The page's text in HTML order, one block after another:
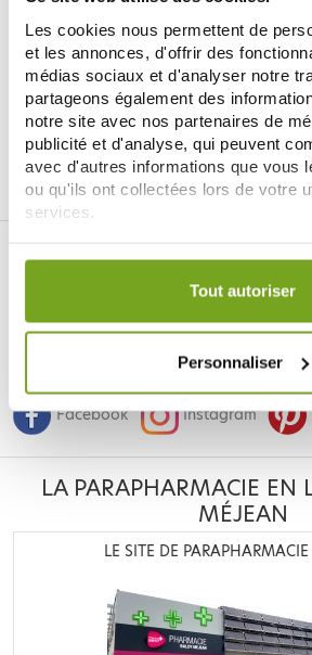
Les cookies nous permettent de
et les annonces, d'offrir des
médias sociaux et d'analyser notre
partageons également des
notre site avec nos partenaires de
publicité et d'analyse, qui peuvent
avec d'autres informations que vous
ou qu'ils ont collectées lors de votre
services.
Votre choix de consentement est
Tout autoriser
Personnaliser
THERMACARE PATCH AUTO-
CHAUFFANT 16H
15,90 €
AJOUTER AU PANIER
Je souhaite m'inscrire à la
Facebook Instagram
LA PARAPHARMACIE EN
MÉJEAN
LE SITE DE